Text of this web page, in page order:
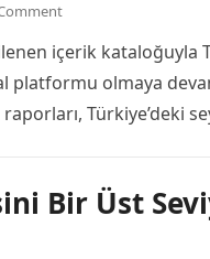
içerik kataloğuyla
platformu olmaya
Türkiye’deki
Netflix Türkiye
Bir Üst